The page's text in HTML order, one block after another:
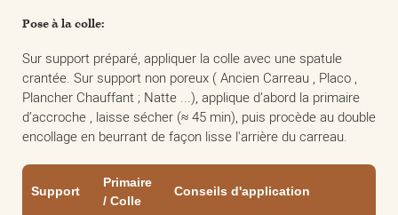
Pose à la colle:
Sur support préparé, appliquer la colle avec une spatule
crantée. Sur support non poreux ( Ancien Carreau , Placo ,
Plancher Chauffant ; Natte ...), applique d’abord la primaire
d’accroche , laisse sécher (≈ 45 min), puis procède au double
encollage en beurrant de façon lisse l'arrière du carreau.
Support
Primaire
/ Colle
Conseils d'application